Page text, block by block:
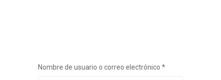
Nombre de usuario o correo electrónico *Obligatorio